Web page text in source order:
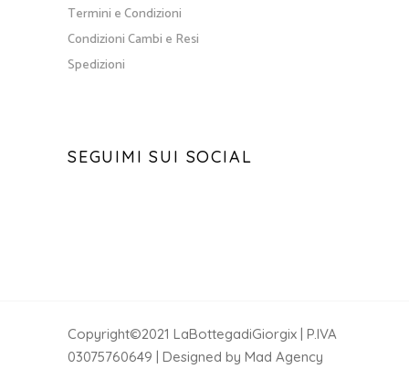
Termini e Condizioni
Condizioni Cambi e Resi
Spedizioni
SEGUIMI SUI SOCIAL
Copyright©2021 LaBottegadiGiorgix | P.IVA
03075760649 | Designed by Mad Agency